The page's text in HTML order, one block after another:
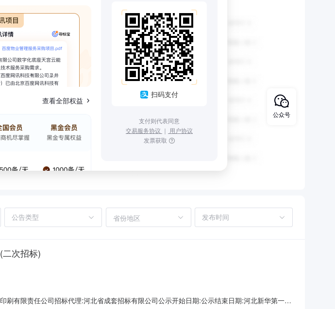
查看全部权益
扫码支付
支付则代表同意
交易服务协议 ｜ 用户协议
发票获取
省份地区
次招标)
有限责任公司招标代理:河北省成套招标有限公司公示开始日期:公示结束日期:河北新华第一印
公众号